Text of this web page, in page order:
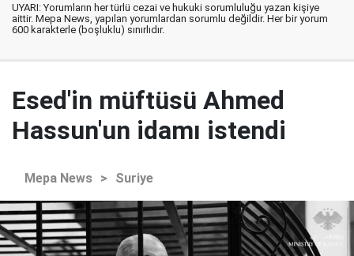
UYARI: Yorumların her türlü cezai ve hukuki sorumluluğu yazan kişiye
aittir. Mepa News, yapılan yorumlardan sorumlu değildir. Her bir yorum
600 karakterle (boşluklu) sınırlıdır.
Esed'in müftüsü Ahmed
Hassun'un idamı istendi
Mepa News > Suriye